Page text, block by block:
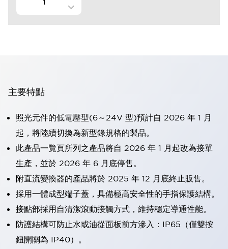
主要特點
照光元件的低電壓型(6～24V 型)預計自 2026 年 1 月
起，將陸續切換為新型錄規格的製品。
此產品一覽頁所列之產品將自 2026 年 1 月起改為接單
生產，並於 2026 年 6 月底停售。
附直流變換器的產品將於 2025 年 12 月底終止販售。
採用一體成型端子蓋，具備極高安全性的手指保護結構。
接點部採用自清潔滾動接觸方式，維持穩定導通性能。
防護結構可防止水或油從面板前方滲入：IP65（僅雙按
鈕開關為 IP40）。